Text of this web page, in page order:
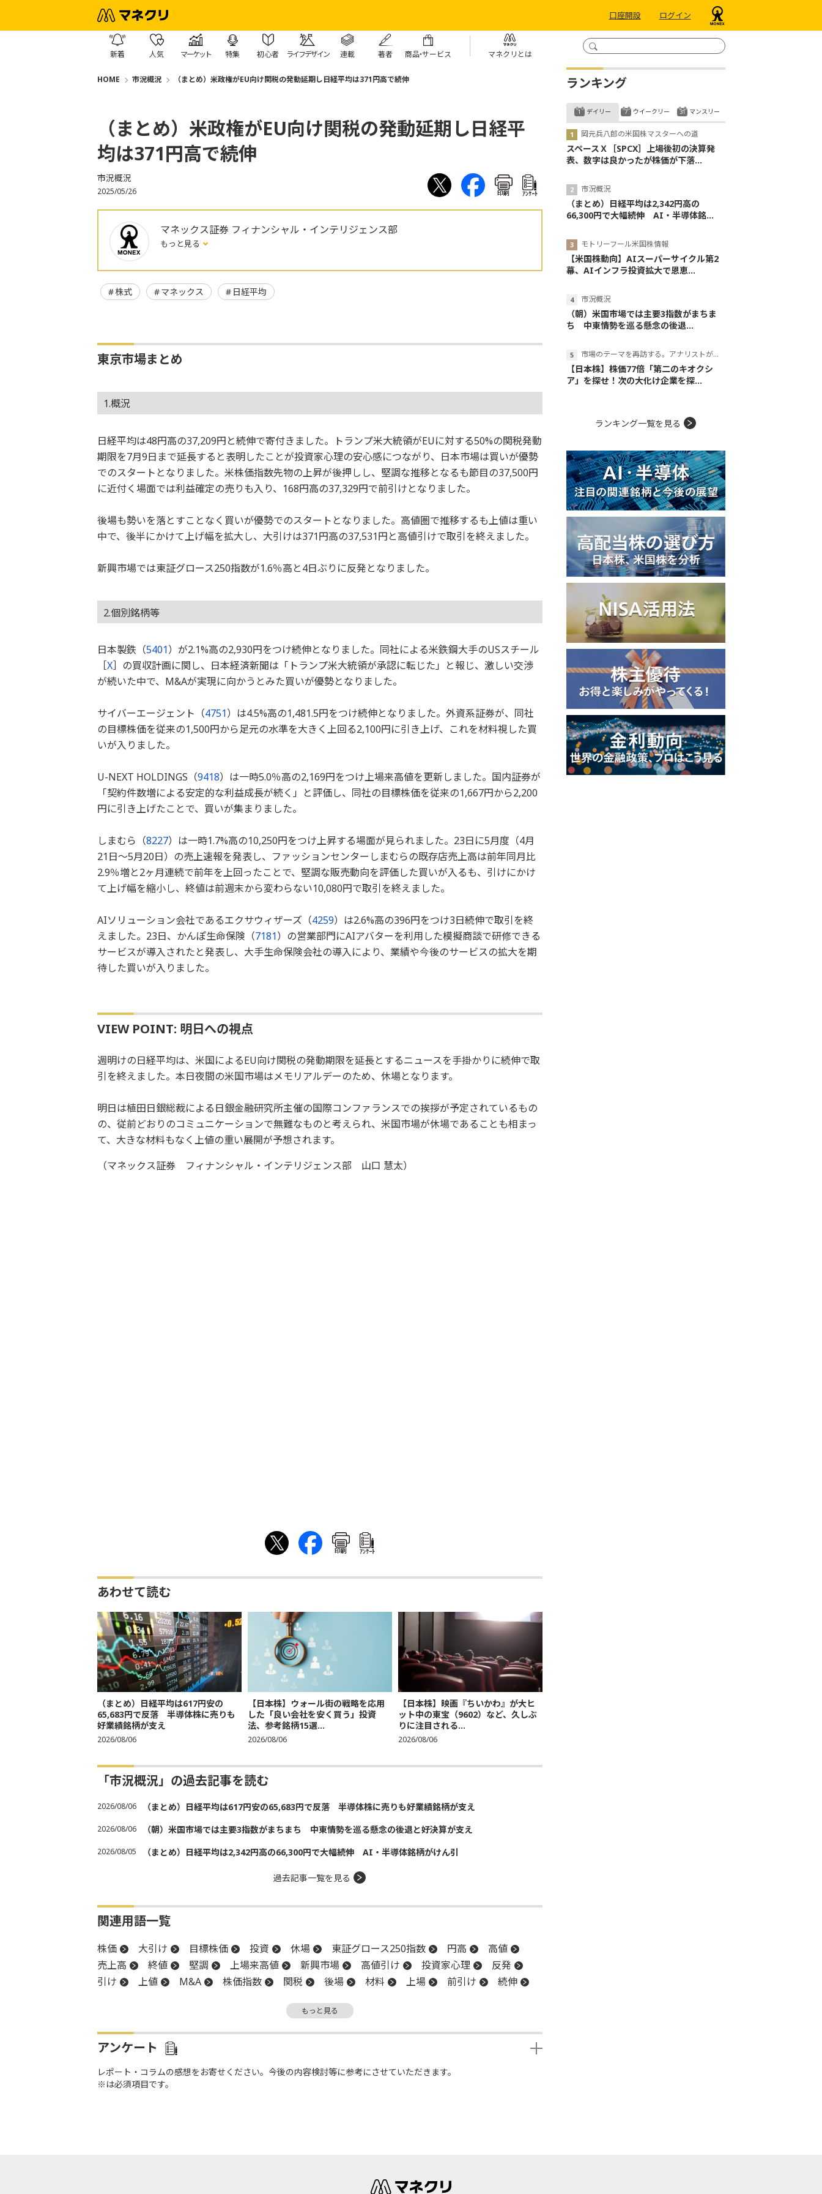
口座開設 ログイン
新着 人気 マーケット 特集 初心者 ライフデザイン 連載 著者 商品・サービス マネクリとは
HOME 市況概況 （まとめ）米政権がEU向け関税の発動延期し日経平均は371円高で続伸
（まとめ）米政権がEU向け関税の発動延期し日経平
均は371円高で続伸
市況概況
2025/05/26 印刷 ｱﾝｹｰﾄ
マネックス証券 フィナンシャル・インテリジェンス部
もっと見る
株式 マネックス 日経平均
東京市場まとめ
1.概況
日経平均は48円高の37,209円と続伸で寄付きました。トランプ米大統領がEUに対する50%の関税発動
期限を7月9日まで延長すると表明したことが投資家心理の安心感につながり、日本市場は買いが優勢
でのスタートとなりました。米株価指数先物の上昇が後押しし、堅調な推移となるも節目の37,500円
に近付く場面では利益確定の売りも入り、168円高の37,329円で前引けとなりました。
後場も勢いを落とすことなく買いが優勢でのスタートとなりました。高値圏で推移するも上値は重い
中で、後半にかけて上げ幅を拡大し、大引けは371円高の37,531円と高値引けで取引を終えました。
新興市場では東証グロース250指数が1.6％高と4日ぶりに反発となりました。
2.個別銘柄等
日本製鉄（5401）が2.1%高の2,930円をつけ続伸となりました。同社による米鉄鋼大手のUSスチール
［X］の買収計画に関し、日本経済新聞は「トランプ米大統領が承認に転じた」と報じ、激しい交渉
が続いた中で、M&Aが実現に向かうとみた買いが優勢となりました。
サイバーエージェント（4751）は4.5%高の1,481.5円をつけ続伸となりました。外資系証券が、同社
の目標株価を従来の1,500円から足元の水準を大きく上回る2,100円に引き上げ、これを材料視した買
いが入りました。
U-NEXT HOLDINGS（9418）は一時5.0％高の2,169円をつけ上場来高値を更新しました。国内証券が
「契約件数増による安定的な利益成長が続く」と評価し、同社の目標株価を従来の1,667円から2,200
円に引き上げたことで、買いが集まりました。
しまむら（8227）は一時1.7%高の10,250円をつけ上昇する場面が見られました。23日に5月度（4月
21日～5月20日）の売上速報を発表し、ファッションセンターしまむらの既存店売上高は前年同月比
2.9％増と2ヶ月連続で前年を上回ったことで、堅調な販売動向を評価した買いが入るも、引けにかけ
て上げ幅を縮小し、終値は前週末から変わらない10,080円で取引を終えました。
AIソリューション会社であるエクサウィザーズ（4259）は2.6%高の396円をつけ3日続伸で取引を終
えました。23日、かんぽ生命保険（7181）の営業部門にAIアバターを利用した模擬商談で研修できる
サービスが導入されたと発表し、大手生命保険会社の導入により、業績や今後のサービスの拡大を期
待した買いが入りました。
VIEW POINT: 明日への視点
週明けの日経平均は、米国によるEU向け関税の発動期限を延長とするニュースを手掛かりに続伸で取
引を終えました。本日夜間の米国市場はメモリアルデーのため、休場となります。
明日は植田日銀総裁による日銀金融研究所主催の国際コンファランスでの挨拶が予定されているもの
の、従前どおりのコミュニケーションで無難なものと考えられ、米国市場が休場であることも相まっ
て、大きな材料もなく上値の重い展開が予想されます。
（マネックス証券 フィナンシャル・インテリジェンス部 山口 慧太）
印刷 ｱﾝｹｰﾄ
あわせて読む
（まとめ）日経平均は617円安の
65,683円で反落 半導体株に売りも
好業績銘柄が支え
2026/08/06
【日本株】ウォール街の戦略を応用
した「良い会社を安く買う」投資
法、参考銘柄15選...
2026/08/06
【日本株】映画『ちいかわ』が大ヒ
ット中の東宝（9602）など、久しぶ
りに注目される...
2026/08/06
「市況概況」の過去記事を読む
2026/08/06 （まとめ）日経平均は617円安の65,683円で反落 半導体株に売りも好業績銘柄が支え
2026/08/06 （朝）米国市場では主要3指数がまちまち 中東情勢を巡る懸念の後退と好決算が支え
2026/08/05 （まとめ）日経平均は2,342円高の66,300円で大幅続伸 AI・半導体銘柄がけん引
過去記事一覧を見る
関連用語一覧
株価 大引け 目標株価 投資 休場 東証グロース250指数 円高
高値
売上高
終値 堅調 上場来高値 新興市場 高値引け 投資家心理
反発
引け
上値 M&A 株価指数 関税 後場 材料 上場 前引け
続伸
もっと見る
アンケート
レポート・コラムの感想をお寄せください。今後の内容検討等に参考にさせていただきます。
※は必須項目です。
ランキング
デイリー
岡元兵八郎の米国株マスターへの道
スペースＸ［SPCX］上場後初の決算発
表、数字は良かったが株価が下落...
市況概況
（まとめ）日経平均は2,342円高の
66,300円で大幅続伸 AI・半導体銘...
モトリーフール米国株情報
【米国株動向】AIスーパーサイクル第2
幕、AIインフラ投資拡大で恩恵...
市況概況
（朝）米国市場では主要3指数がまちま
ち 中東情勢を巡る懸念の後退...
市場のテーマを再訪する。アナリストが読み解くテーマの本質
【日本株】株価77倍「第二のキオクシ
ア」を探せ！次の大化け企業を探...
ウイークリー マンスリー
ランキング一覧を見る